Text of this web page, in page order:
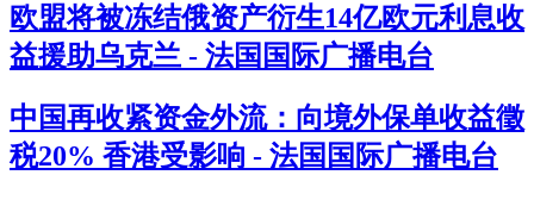
欧盟将被冻结俄资产衍生14亿欧元利息收
益援助乌克兰 - 法国国际广播电台
中国再收紧资金外流：向境外保单收益徵
税20% 香港受影响 - 法国国际广播电台